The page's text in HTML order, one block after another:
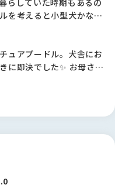
らしていた時期もあるの
を考えると小型犬かな…
ュアプードル。犬舎にお
に即決でした✨ お母さん
いい環境で育てていらっ
穏やかで、お母さんとし
肝も据わってきて、家
ます💕